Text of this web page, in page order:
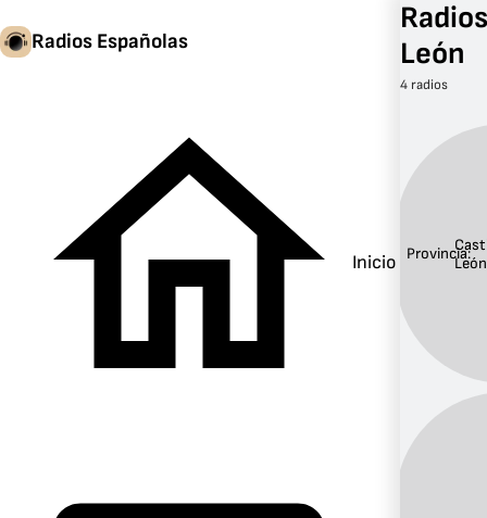
Radios Españolas
Inicio
León
4 radios
Provincia:León